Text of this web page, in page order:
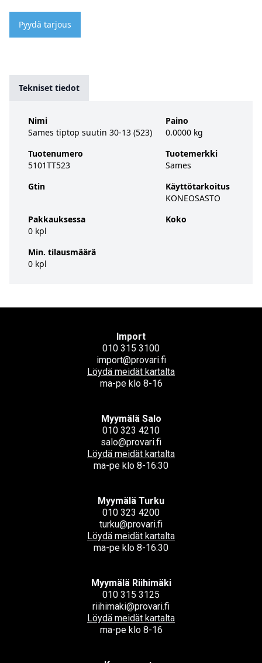
Pyydä tarjous
Tekniset tiedot
Nimi
Sames tiptop suutin 30-13 (523)
Tuotenumero
5101TT523
Gtin
Pakkauksessa
0 kpl
Min. tilausmäärä
0 kpl
Paino
0.0000 kg
Tuotemerkki
Sames
Käyttötarkoitus
KONEOSASTO
Koko
Import
010 315 3100
import@provari.fi
Löydä meidät kartalta
ma-pe klo 8-16
Myymälä Salo
010 323 4210
salo@provari.fi
Löydä meidät kartalta
ma-pe klo 8-16:30
Myymälä Turku
010 323 4200
turku@provari.fi
Löydä meidät kartalta
ma-pe klo 8-16:30
Myymälä Riihimäki
010 315 3125
riihimaki@provari.fi
Löydä meidät kartalta
ma-pe klo 8-16